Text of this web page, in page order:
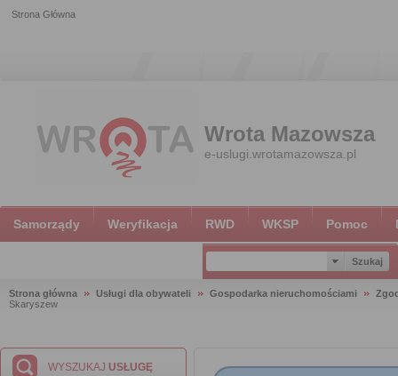
Strona Główna
Wrota Mazowsza
e-uslugi.wrotamazowsza.pl
Samorządy Weryfikacja RWD WKSP Pomoc
Strona główna Usługi dla obywateli Gospodarka nieruchomościami
Skaryszew
WYSZUKAJ USŁUGĘ